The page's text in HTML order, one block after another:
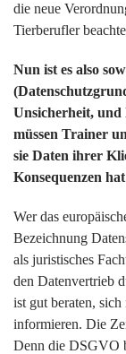
die neue
Tierberufler
Nun ist es also
Unsicherheit, und
müssen Trainer
sie Daten ihrer
Konsequenzen
Wer das
Bezeichnung
als juristisches
den Datenvertrieb
ist gut beraten,
informieren. Die
Denn die DSGVO